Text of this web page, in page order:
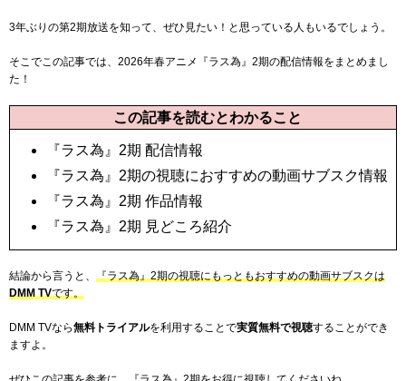
3年ぶりの第2期放送を知って、ぜひ見たい！と思っている人もいるでしょう。
そこでこの記事では、2026年春アニメ『ラス為』2期の配信情報をまとめまし
た！
この記事を読むとわかること
『ラス為』2期 配信情報
『ラス為』2期の視聴におすすめの動画サブスク情報
『ラス為』2期 作品情報
『ラス為』2期 見どころ紹介
結論から言うと、
『ラス為』2期の視聴にもっともおすすめの動画サブスクは
DMM TVです。
DMM TVなら無料トライアルを利用することで実質無料で視聴することができ
ますよ。